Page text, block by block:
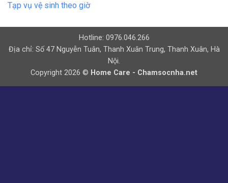
Tạp vụ vệ sinh theo giờ
Hotline: 0976.046.266
Địa chỉ: Số 47 Nguyễn Tuân, Thanh Xuân Trung, Thanh Xuân, Hà
Nội.
Copyright 2026 © Home Care - Chamsocnha.net